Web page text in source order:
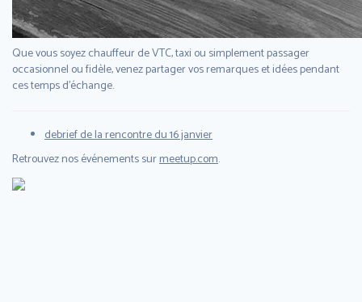
Que vous soyez chauffeur de VTC, taxi ou simplement passager
occasionnel ou fidèle, venez partager vos remarques et idées pendant
ces temps d’échange.
debrief de la rencontre du 16 janvier
Retrouvez nos événements surmeetup.com.